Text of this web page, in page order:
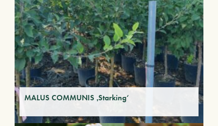
MALUS COMMUNIS ‚Starking‘